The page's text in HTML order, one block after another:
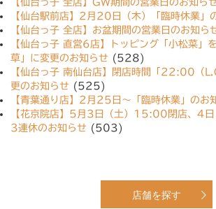
【仙台っ子 全店】GW期間の営業日のお知ら
【仙台駅前店】2月20日（木）「臨時休業」
【仙台っ子 全店】お盆期間の営業日のお知ら
【仙台っ子 直営6店】トッピング「小松菜」
草」に変更のお知らせ (528)
【仙台っ子 南仙台店】閉店時間「22:00（
更のお知らせ (525)
【青葉通り店】2月25日〜「臨時休業」のお
【花京院店】5月3日（土）15:00閉店、4日
3連休のお知らせ (503)
店舗を探す